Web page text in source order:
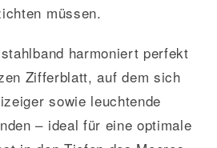
müssen.
harmoniert perfekt
Zifferblatt, auf dem sich
sowie leuchtende
– ideal für eine optimale